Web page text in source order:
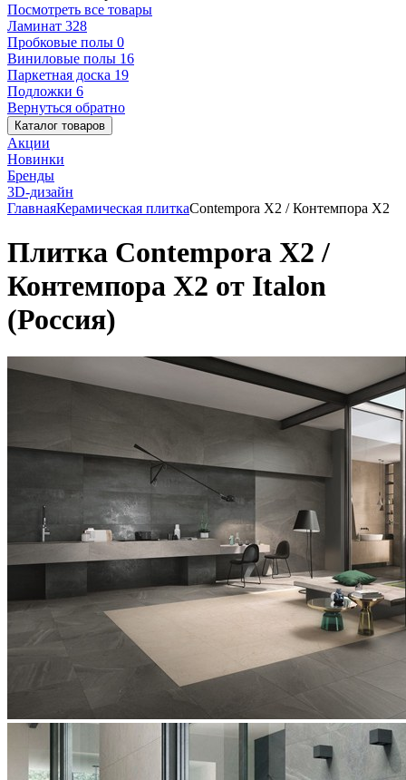
Посмотреть все товары
Ламинат 328
Пробковые полы 0
Виниловые полы 16
Паркетная доска 19
Подложки 6
Вернуться обратно
Каталог товаров
Акции
Новинки
Бренды
3D-дизайн
ГлавнаяКерамическая плиткаContempora X2 / Контемпора Х2
Плитка Contempora X2 /
Контемпора Х2 от Italon
(Россия)